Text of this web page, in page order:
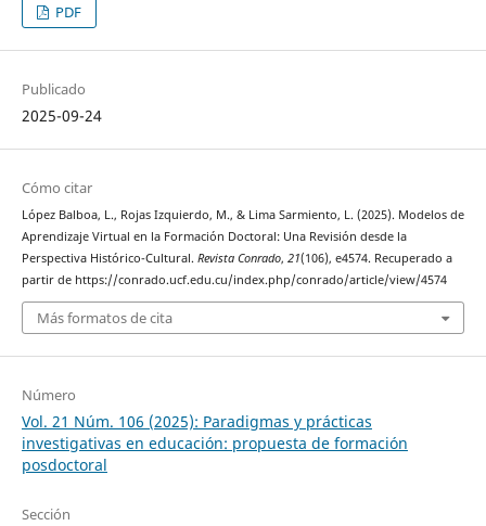
PDF
Publicado
2025-09-24
Cómo citar
López Balboa, L., Rojas Izquierdo, M., & Lima Sarmiento, L. (2025). Modelos de
Aprendizaje Virtual en la Formación Doctoral: Una Revisión desde la
Perspectiva Histórico-Cultural. Revista Conrado, 21(106), e4574. Recuperado a
partir de https://conrado.ucf.edu.cu/index.php/conrado/article/view/4574
Más formatos de cita
Número
Vol. 21 Núm. 106 (2025): Paradigmas y prácticas
investigativas en educación: propuesta de formación
posdoctoral
Sección